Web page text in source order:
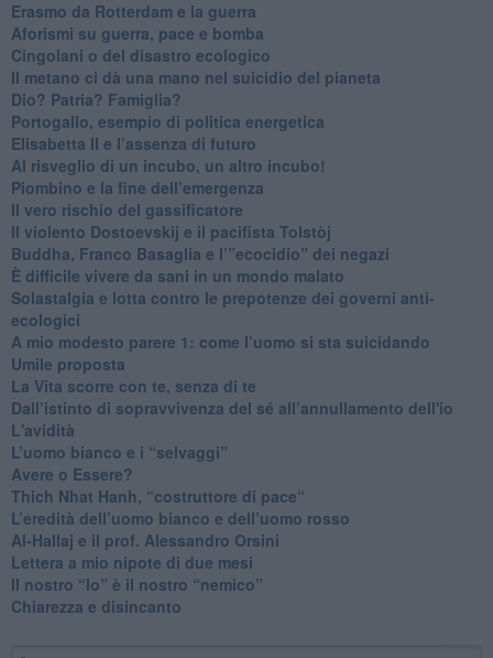
​Erasmo da Rotterdam e la guerra
​Aforismi su guerra, pace e bomba
Cingolani o del disastro ecologico
​Il metano ci dà una mano nel suicidio del pianeta
​Dio? Patria? Famiglia?
Portogallo, esempio di politica energetica
​Elisabetta II e l’assenza di futuro
Al risveglio di un incubo, un altro incubo!
​Piombino e la fine dell’emergenza
​Il vero rischio del gassificatore
​Il violento Dostoevskij e il pacifista Tolstòj
​Buddha, Franco Basaglia e l’”ecocidio” dei negazi
​È difficile vivere da sani in un mondo malato
Solastalgia e lotta contro le prepotenze dei governi anti-
ecologici
​A mio modesto parere 1: come l’uomo si sta suicidando
​Umile proposta
​La Vita scorre con te, senza di te
​Dall’istinto di sopravvivenza del sé all’annullamento dell'io
L'avidità
​L’uomo bianco e i “selvaggi”
​Avere o Essere?
​Thich Nhat Hanh, “costruttore di pace“
​L’eredità dell’uomo bianco e dell’uomo rosso
Al-Hallaj e il prof. Alessandro Orsini
​Lettera a mio nipote di due mesi
​Il nostro “Io” è il nostro “nemico”
​Chiarezza e disincanto